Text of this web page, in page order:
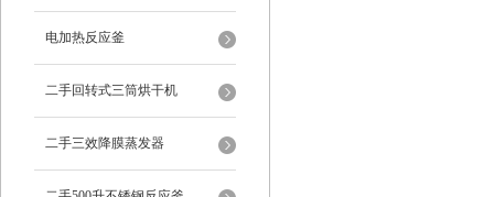
电加热反应釜
二手回转式三筒烘干机
二手三效降膜蒸发器